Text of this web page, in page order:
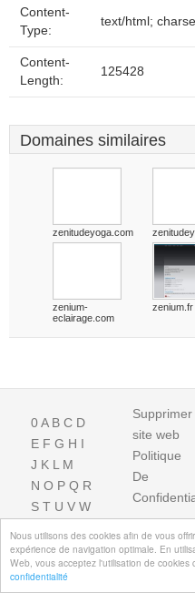
Nous utilisons des cookies afin de vous
expérience de navigation optimale. En
Web, vous acceptez l'utilisation de cookies
confidentialité
Content-
Type:
text/html;
Content-
Length:
125428
Domaines similaires
zenitudeyoga.com
zenium-
eclairage.com
zenium.fr
0A B C D
E F G H I
J K L M
N O P Q R
S T U V W
Supprimer
site web
Politique
De